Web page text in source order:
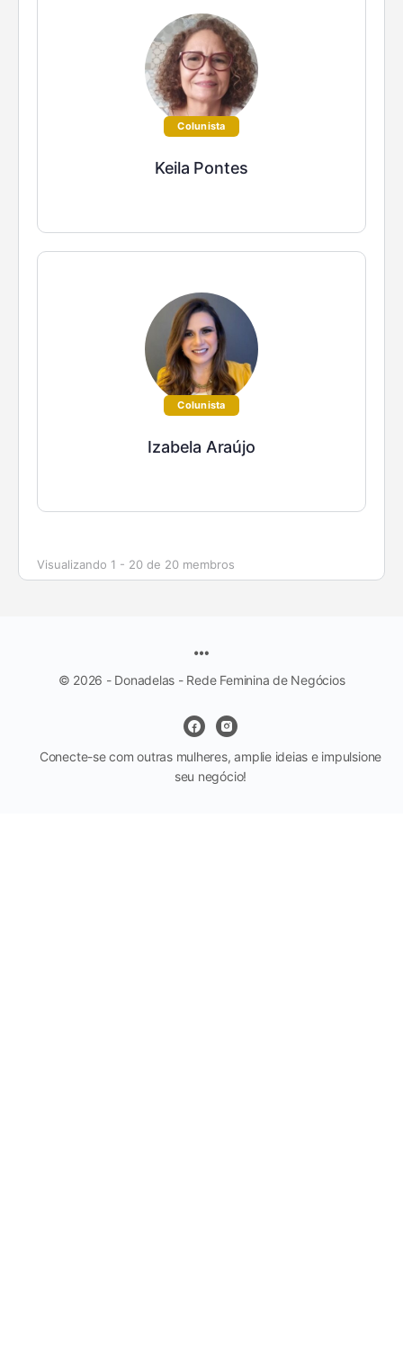
Colunista
Keila Pontes
Colunista
Izabela Araújo
Visualizando 1 - 20 de 20 membros
© 2026 - Donadelas - Rede Feminina de Negócios
Conecte-se com outras mulheres, amplie ideias e impulsione
seu negócio!